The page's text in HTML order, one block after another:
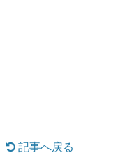
記事へ戻る